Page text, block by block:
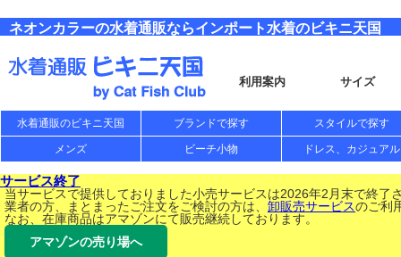
ネオンカラーの水着通販ならインポート水着のビキニ天国
利用案内 サイズ
水着通販のビキニ天国 ブランドで探す スタイルで探す
メンズ ビーチ小物 ドレス、カジュアル
サービス終了
当サービスで提供しておりました小売サービスは2026年2月末で終了
業者の方、まとまったご注文をご検討の方は、 卸販売サービスのご利
なお、在庫商品はアマゾンにて販売継続しております。
アマゾンの売り場へ